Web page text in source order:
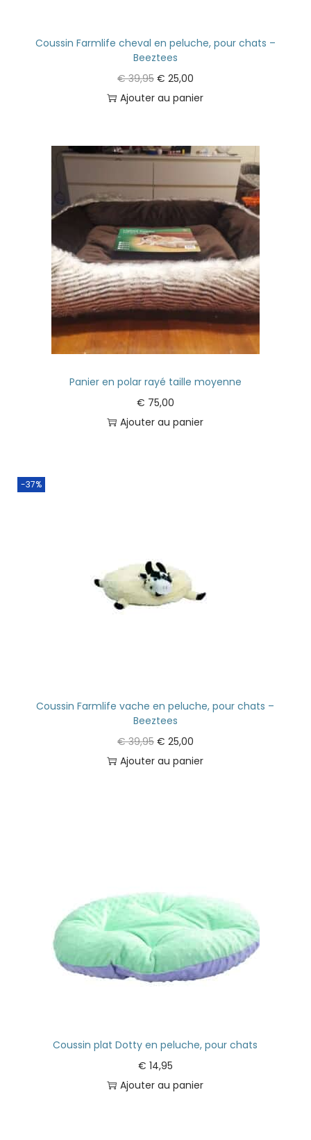
Coussin Farmlife cheval en peluche, pour chats –
Beeztees
€39,95 € 25,00
Ajouter au panier
Panier en polar rayé taille moyenne
€ 75,00
Ajouter au panier
-37%
Coussin Farmlife vache en peluche, pour chats –
Beeztees
€39,95 € 25,00
Ajouter au panier
Coussin plat Dotty en peluche, pour chats
€ 14,95
Ajouter au panier